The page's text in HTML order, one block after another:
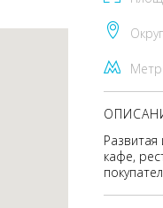
Округ
кафе,